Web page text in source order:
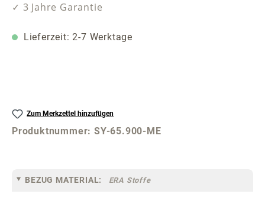
✓ 3 Jahre Garantie
Lieferzeit: 2-7 Werktage
Zum Merkzettel hinzufügen
Produktnummer:SY-65.900-ME
BEZUG MATERIAL: ERA Stoffe